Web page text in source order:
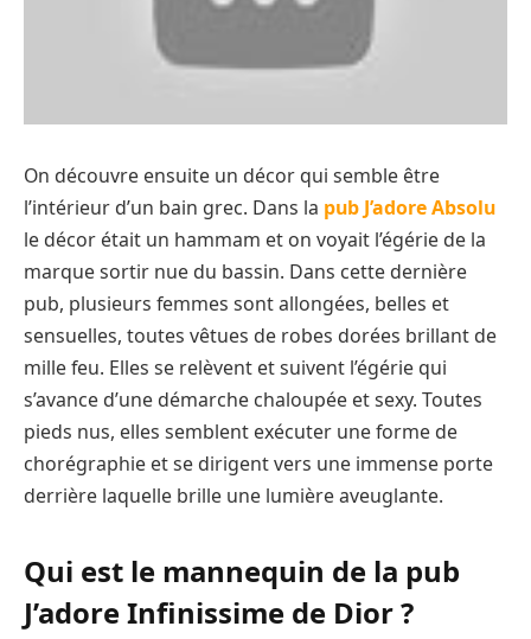
On découvre ensuite un décor qui semble être
l’intérieur d’un bain grec. Dans la pub J’adore Absolu
le décor était un hammam et on voyait l’égérie de la
marque sortir nue du bassin. Dans cette dernière
pub, plusieurs femmes sont allongées, belles et
sensuelles, toutes vêtues de robes dorées brillant de
mille feu. Elles se relèvent et suivent l’égérie qui
s’avance d’une démarche chaloupée et sexy. Toutes
pieds nus, elles semblent exécuter une forme de
chorégraphie et se dirigent vers une immense porte
derrière laquelle brille une lumière aveuglante.
Qui est le mannequin de la pub
J’adore Infinissime de Dior ?